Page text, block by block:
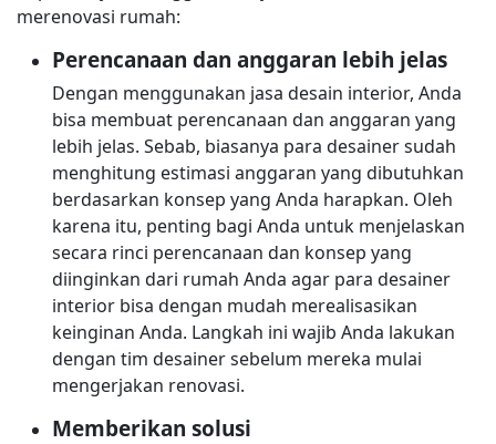
merenovasi rumah:
Perencanaan dan anggaran lebih jelas
Dengan menggunakan jasa desain interior, Anda
bisa membuat perencanaan dan anggaran yang
lebih jelas. Sebab, biasanya para desainer sudah
menghitung estimasi anggaran yang dibutuhkan
berdasarkan konsep yang Anda harapkan. Oleh
karena itu, penting bagi Anda untuk menjelaskan
secara rinci perencanaan dan konsep yang
diinginkan dari rumah Anda agar para desainer
interior bisa dengan mudah merealisasikan
keinginan Anda. Langkah ini wajib Anda lakukan
dengan tim desainer sebelum mereka mulai
mengerjakan renovasi.
Memberikan solusi